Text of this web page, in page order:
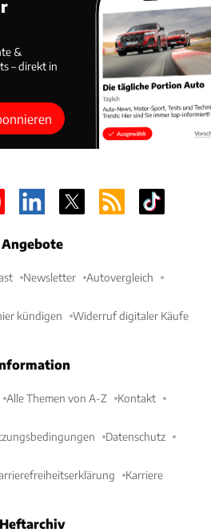
&
– direkt in
Angebote
Newsletter Autovergleich
kündigen Widerruf digitaler Käufe
Alle Themen von A-Z Kontakt
Datenschutz
Karriere
Heftarchiv